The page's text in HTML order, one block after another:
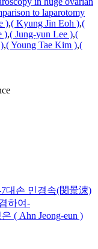
to laparotomy
),( Kyung Jin Eoh ),(
),( Jung-yun Lee ),(
),( Young Tae Kim ),(
대손 민경속(閔景涑)
하여-
( Ahn Jeong-eun )